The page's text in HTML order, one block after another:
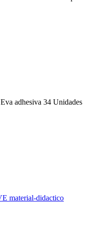
adhesiva 34 Unidades